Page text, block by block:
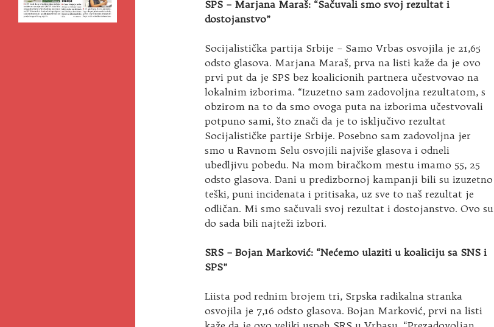
SPS – Marjana Maraš: “Sačuvali smo svoj rezultat i
dostojanstvo”
Socijalistička partija Srbije – Samo Vrbas osvojila je 21,65
odsto glasova. Marjana Maraš, prva na listi kaže da je ovo
prvi put da je SPS bez koalicionih partnera učestvovao na
lokalnim izborima. “Izuzetno sam zadovoljna rezultatom, s
obzirom na to da smo ovoga puta na izborima učestvovali
potpuno sami, što znači da je to isključivo rezultat
Socijalističke partije Srbije. Posebno sam zadovoljna jer
smo u Ravnom Selu osvojili najviše glasova i odneli
ubedljivu pobedu. Na mom biračkom mestu imamo 55, 25
odsto glasova. Dani u predizbornoj kampanji bili su izuzetno
teški, puni incidenata i pritisaka, uz sve to naš rezultat je
odličan. Mi smo sačuvali svoj rezultat i dostojanstvo. Ovo su
do sada bili najteži izbori.
SRS – Bojan Marković: “Nećemo ulaziti u koaliciju sa SNS i
SPS”
Liista pod rednim brojem tri, Srpska radikalna stranka
osvojila je 7,16 odsto glasova. Bojan Marković, prvi na listi